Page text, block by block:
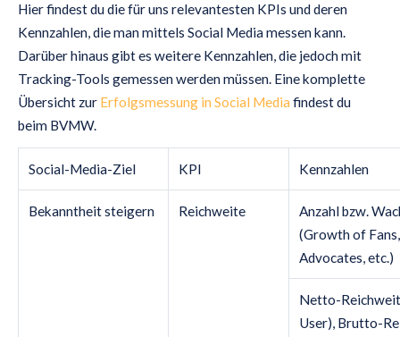
Hier findest du die für uns relevantesten KPIs und deren
Kennzahlen, die man mittels Social Media messen kann.
Darüber hinaus gibt es weitere Kennzahlen, die jedoch mit
Tracking-Tools gemessen werden müssen. Eine komplette
Übersicht zur Erfolgsmessung in Social Media findest du
beim BVMW.
Social-Media-Ziel KPI Kennzahlen
Bekanntheit steigern Reichweite
Anzahl bzw.
(Growth of
Advocates, etc.)
Netto-
User), Brutto-